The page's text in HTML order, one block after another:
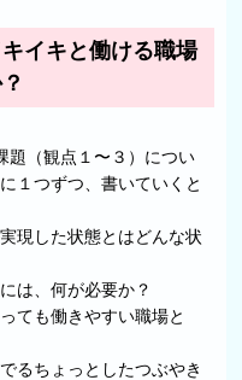
イキと働ける職場
題（観点１〜３）につい
１つずつ、書いていくと
現した状態とはどんな状
は、何が必要か？
ても働きやすい職場と
るちょっとしたつぶやき